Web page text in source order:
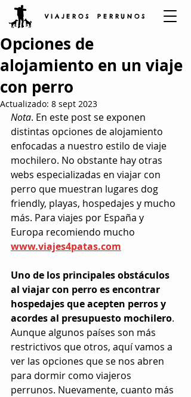
V I A J E R O S P E R R U N O S
Opciones de
alojamiento en un viaje
con perro
Actualizado: 8 sept 2023
Nota. En este post se exponen
distintas opciones de alojamiento
enfocadas a nuestro estilo de viaje
mochilero. No obstante hay otras
webs especializadas en viajar con
perro que muestran lugares dog
friendly, playas, hospedajes y mucho
más. Para viajes por España y
Europa recomiendo mucho
www.viajes4patas.com
Uno de los principales obstáculos
al viajar con perro es encontrar
hospedajes que acepten perros y
acordes al presupuesto mochilero.
Aunque algunos países son más
restrictivos que otros, aquí vamos a
ver las opciones que se nos abren
para dormir como viajeros
perrunos. Nuevamente, cuanto más